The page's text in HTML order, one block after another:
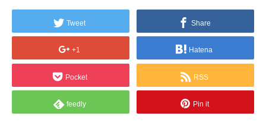
Tweet Share
+1 Hatena
Pocket RSS
feedly Pin it